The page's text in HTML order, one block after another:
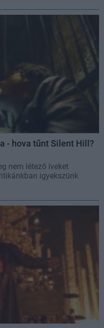
- hova tűnt Silent Hill?
nem létező íveket
igyekszünk